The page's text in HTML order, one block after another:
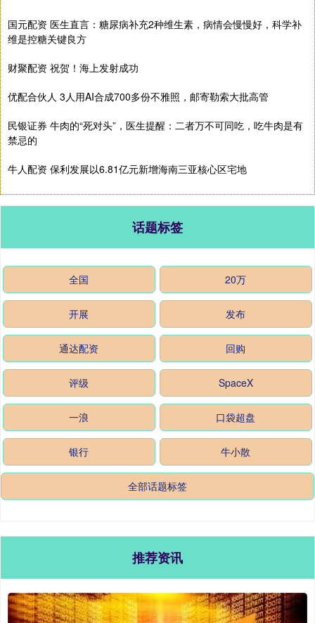
国元配资 医生直言：糖尿病补充2种维生素，病情会慢慢好，科学补
维是控糖关键良方
财聚配资 祝贺！海上发射成功
优配合伙人 3人用AI合成700多份不雅照，邮寄勒索大批高管
民银证券 牛肉的“死对头”，医生提醒：二者万不可同吃，吃牛肉是有
禁忌的
牛人配资 保利发展以6.81亿元新增海南三亚核心区宅地
话题标签
全国 20万
开展 发布
通达配资 回购
评级 SpaceX
一浪 口袋超盘
银行 牛小散
全部话题标签
推荐资讯